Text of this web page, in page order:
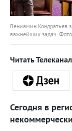
Вениамин Кондратьев
важнейших задач.
Читать
Сегодня в